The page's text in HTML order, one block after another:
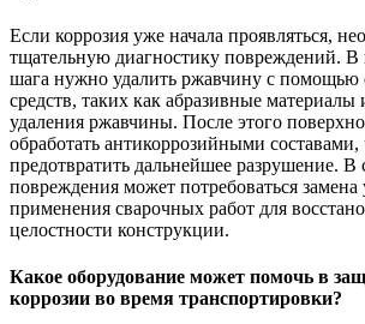
Если коррозия уже начала проявляться,
тщательную диагностику повреждений. В
шага нужно удалить ржавчину с помощью
средств, таких как абразивные
удаления ржавчины. После этого
обработать антикоррозийными
предотвратить дальнейшее разрушение. В
повреждения может потребоваться замена
применения сварочных работ для
целостности конструкции.
Какое оборудование может помочь в
коррозии во время транспортировки?